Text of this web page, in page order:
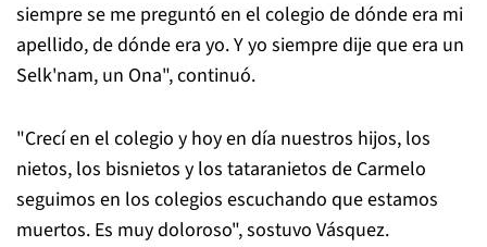
siempre se me preguntó en el colegio de dónde era mi
apellido, de dónde era yo. Y yo siempre dije que era un
Selk'nam, un Ona", continuó.
"Crecí en el colegio y hoy en día nuestros hijos, los
nietos, los bisnietos y los tataranietos de Carmelo
seguimos en los colegios escuchando que estamos
muertos. Es muy doloroso", sostuvo Vásquez.